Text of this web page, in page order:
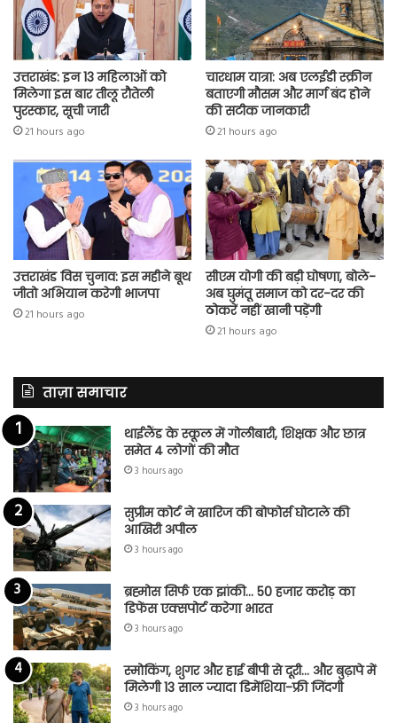
उत्तराखंड: इन 13 महिलाओं को
मिलेगा इस बार तीलू रौतेली
पुरस्कार, सूची जारी
21 hours ago
चारधाम यात्रा: अब एलईडी स्क्रीन
बताएगी मौसम और मार्ग बंद होने
की सटीक जानकारी
21 hours ago
उत्तराखंड विस चुनाव: इस महीने बूथ
जीतो अभियान करेगी भाजपा
21 hours ago
सीएम योगी की बड़ी घोषणा, बोले-
अब घुमंतू समाज को दर-दर की
ठोकरें नहीं खानी पड़ेंगी
21 hours ago
ताज़ा समाचार
थाईलैंड के स्कूल में गोलीबारी, शिक्षक और छात्र
समेत 4 लोगों की मौत
3 hours ago
सुप्रीम कोर्ट ने खारिज की बोफोर्स घोटाले की
आखिरी अपील
3 hours ago
ब्रह्मोस सिर्फ एक झांकी… 50 हजार करोड़ का
डिफेंस एक्सपोर्ट करेगा भारत
3 hours ago
स्मोकिंग, शुगर और हाई बीपी से दूरी… और बुढ़ापे में
मिलेगी 13 साल ज्यादा डिमेंशिया-फ्री जिंदगी
3 hours ago